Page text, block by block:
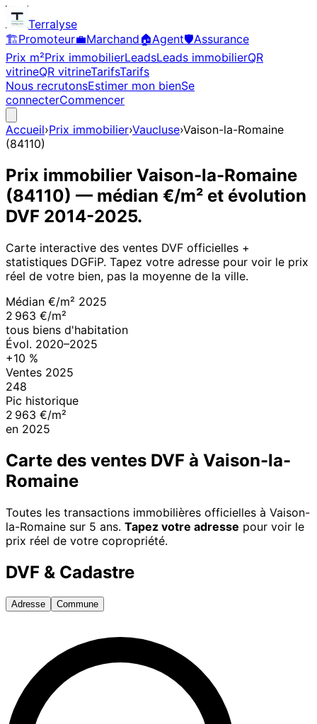
Terralyse
🏗️Promoteur💼Marchand🏠Agent🛡️Assurance
Prix m²Prix immobilierLeadsLeads immobilierQR
vitrineQR vitrineTarifsTarifs
Nous recrutonsEstimer mon bienSe
connecterCommencer
Accueil›Prix immobilier›Vaucluse›Vaison-la-Romaine
(84110)
Prix immobilier Vaison-la-Romaine
(84110) — médian €/m² et évolution
DVF 2014-2025.
Carte interactive des ventes DVF officielles +
statistiques DGFiP. Tapez votre adresse pour voir le prix
réel de votre bien, pas la moyenne de la ville.
Médian €/m² 2025
2 963 €/m²
tous biens d'habitation
Évol. 2020–2025
+10 %
Ventes 2025
248
Pic historique
2 963 €/m²
en 2025
Carte des ventes DVF à Vaison-la-
Romaine
Toutes les transactions immobilières officielles à Vaison-
la-Romaine sur 5 ans. Tapez votre adresse pour voir le
prix réel de votre copropriété.
DVF & Cadastre
Adresse Commune